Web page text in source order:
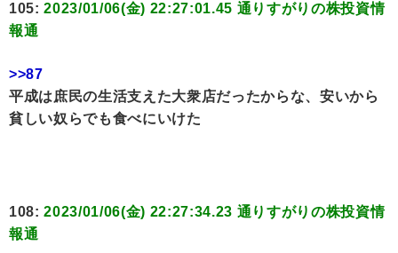
105:2023/01/06(金) 22:27:01.45 通りすがりの株投資情
報通
>>87
平成は庶民の生活支えた大衆店だったからな、安いから
貧しい奴らでも食べにいけた
108:2023/01/06(金) 22:27:34.23 通りすがりの株投資情
報通